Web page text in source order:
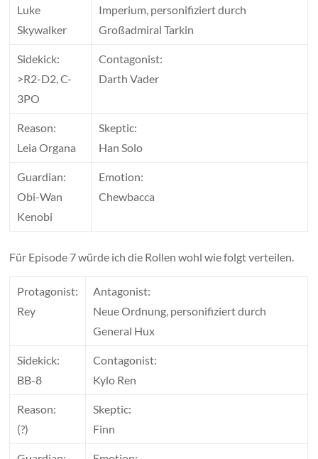
Luke
Skywalker
Imperium, personifiziert durch
Großadmiral Tarkin
Sidekick:
>R2-D2, C-
3PO
Contagonist:
Darth Vader
Reason:
Leia Organa
Skeptic:
Han Solo
Guardian:
Obi-Wan
Kenobi
Emotion:
Chewbacca
Für Episode 7 würde ich die Rollen wohl wie folgt verteilen.
Protagonist:
Rey
Antagonist:
Neue Ordnung, personifiziert durch
General Hux
Sidekick:
BB-8
Contagonist:
Kylo Ren
Reason:
(?)
Skeptic:
Finn